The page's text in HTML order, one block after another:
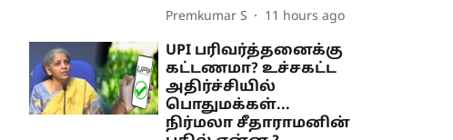
Premkumar S 11 hours ago
UPI பரிவர்த்தனைக்கு
கட்டணமா? உச்சகட்ட
அதிர்ச்சியில்
பொதுமக்கள்...
நிர்மலா சீதாராமனின்